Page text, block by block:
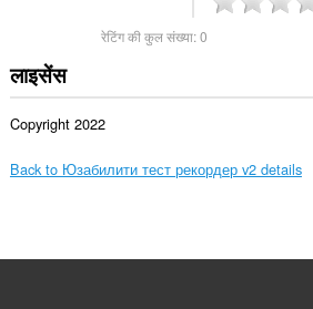
रेटिंग की कुल संख्या:0
लाइसेंस
Copyright 2022
Back to Юзабилити тест рекордер v2 details